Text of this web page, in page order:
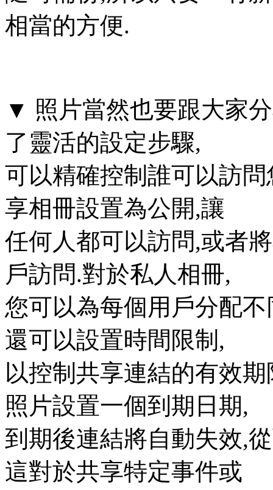
相當的方便.
▼ 照片當然也要跟大家分
了靈活的設定步驟,
可以精確控制誰可以訪
享相冊設置為公開,讓
任何人都可以訪問,或者
戶訪問.對於私人相冊,
您可以為每個用戶分配不
還可以設置時間限制,
以控制共享連結的有效
照片設置一個到期日期,
到期後連結將自動失效,
這對於共享特定事件或